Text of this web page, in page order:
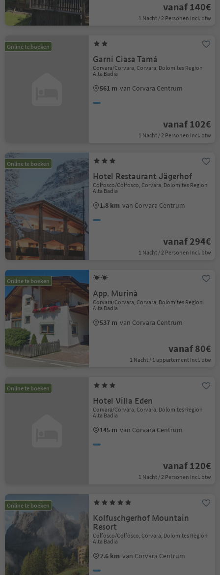
vanaf 140€
1 Nacht / 2 Personen Incl. btw
Online te boeken
Garni Ciasa Tamá
Corvara/Corvara, Corvara, Dolomites Region
Alta Badia
561 m van Corvara Centrum
vanaf 102€
1 Nacht / 2 Personen Incl. btw
Online te boeken
Hotel Restaurant Jägerhof
Colfosco/Colfosco, Corvara, Dolomites Region
Alta Badia
1.8 km van Corvara Centrum
vanaf 294€
1 Nacht / 2 Personen Incl. btw
Online te boeken
App. Murinà
Corvara/Corvara, Corvara, Dolomites Region
Alta Badia
537 m van Corvara Centrum
vanaf 80€
1 Nacht / 1 appartement Incl. btw
Online te boeken
Hotel Villa Eden
Corvara/Corvara, Corvara, Dolomites Region
Alta Badia
145 m van Corvara Centrum
vanaf 120€
1 Nacht / 2 Personen Incl. btw
Online te boeken
Kolfuschgerhof Mountain
Resort
Colfosco/Colfosco, Corvara, Dolomites Region
Alta Badia
2.6 km van Corvara Centrum